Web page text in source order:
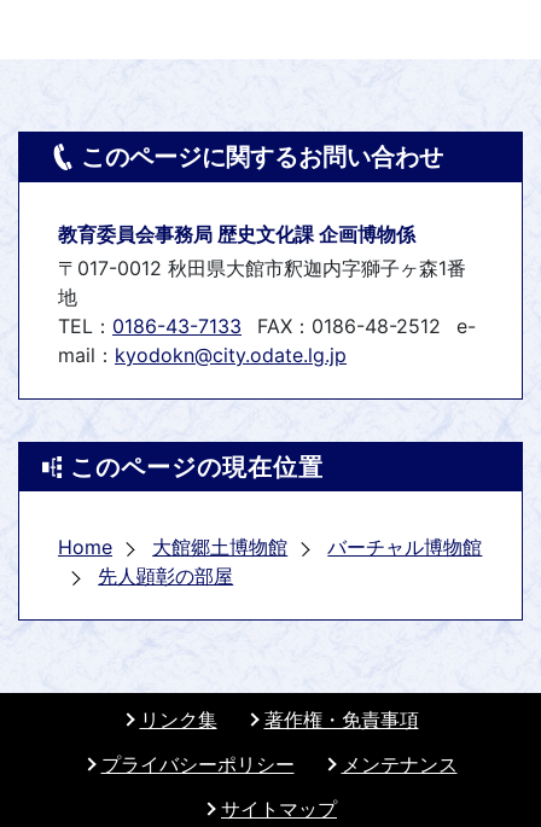
このページに関するお問い合わせ
教育委員会事務局 歴史文化課 企画博物係
〒017-0012 秋田県大館市釈迦内字獅子ヶ森1番
地
TEL： 0186-43-7133 FAX：0186-48-2512
e-
mail： kyodokn@city.odate.lg.jp
このページの現在位置
Home 大館郷土博物館
バーチャル博物館
先人顕彰の部屋
リンク集
著作権・免責事項
プライバシーポリシー
メンテナンス
サイトマップ